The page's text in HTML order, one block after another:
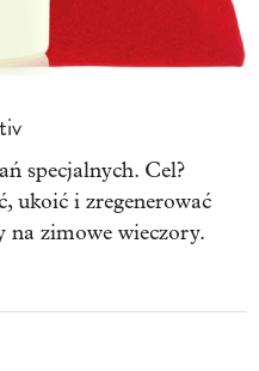
specjalnych. Cel?
ukoić i zregenerować
na zimowe wieczory.